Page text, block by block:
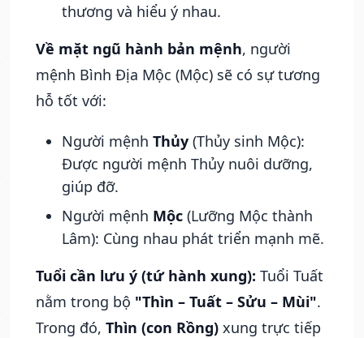
thương và hiểu ý nhau.
Về mặt ngũ hành bản mệnh, người
mệnh Bình Địa Mộc (Mộc) sẽ có sự tương
hỗ tốt với:
Người mệnh Thủy (Thủy sinh Mộc):
Được người mệnh Thủy nuôi dưỡng,
giúp đỡ.
Người mệnh Mộc (Lưỡng Mộc thành
Lâm): Cùng nhau phát triển mạnh mẽ.
Tuổi cần lưu ý (tứ hành xung): Tuổi Tuất
nằm trong bộ "Thìn – Tuất – Sửu – Mùi".
Trong đó, Thìn (con Rồng) xung trực tiếp